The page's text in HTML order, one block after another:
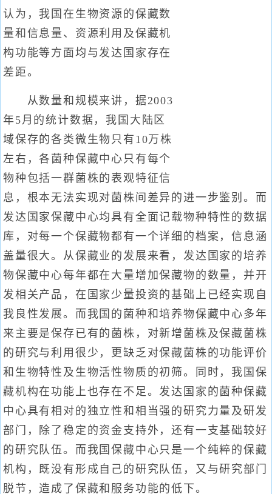
认为，我国在生物资源的保藏数
量和信息量、资源利用及保藏机
构功能等方面均与发达国家存在
差距。
从数量和规模来讲，据2003
年5月的统计数据，我国大陆区
域保存的各类微生物只有10万株
左右，各菌种保藏中心只有每个
物种包括一群菌株的表观特征信
息，根本无法实现对菌株间差异的进一步鉴别。而
发达国家保藏中心均具有全面记载物种特性的数据
库，对每一个保藏物都有一个详细的档案，信息涵
盖量很大。从保藏业的发展来看，发达国家的培养
物保藏中心每年都在大量增加保藏物的数量，并开
发相关产品，在国家少量投资的基础上已经实现自
我良性发展。而我国的菌种和培养物保藏中心多年
来主要是保存已有的菌株，对新增菌株及保藏菌株
的研究与利用很少，更缺乏对保藏菌株的功能评价
和生物特性及生物活性物质的初筛。同时，我国保
藏机构在功能上也存在不足。发达国家的菌种保藏
中心具有相对的独立性和相当强的研究力量及研发
部门，除了稳定的资金支持外，还有一支基础较好
的研究队伍。而我国保藏中心只是一个纯粹的保藏
机构，既没有形成自己的研究队伍，又与研究部门
脱节，造成了保藏和服务功能的低下。